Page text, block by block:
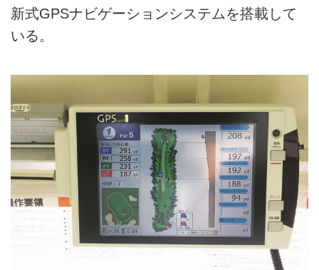
新式GPSナビゲーションシステムを搭載して
いる。